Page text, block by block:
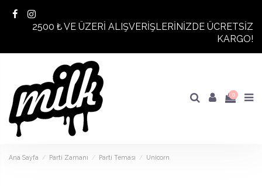
2500 ₺ VE ÜZERİ ALIŞVERİŞLERİNİZDE ÜCRETSİZ
KARGO!
0
Ana Sayfa Parti Zamanı Parti Teması Unicorn